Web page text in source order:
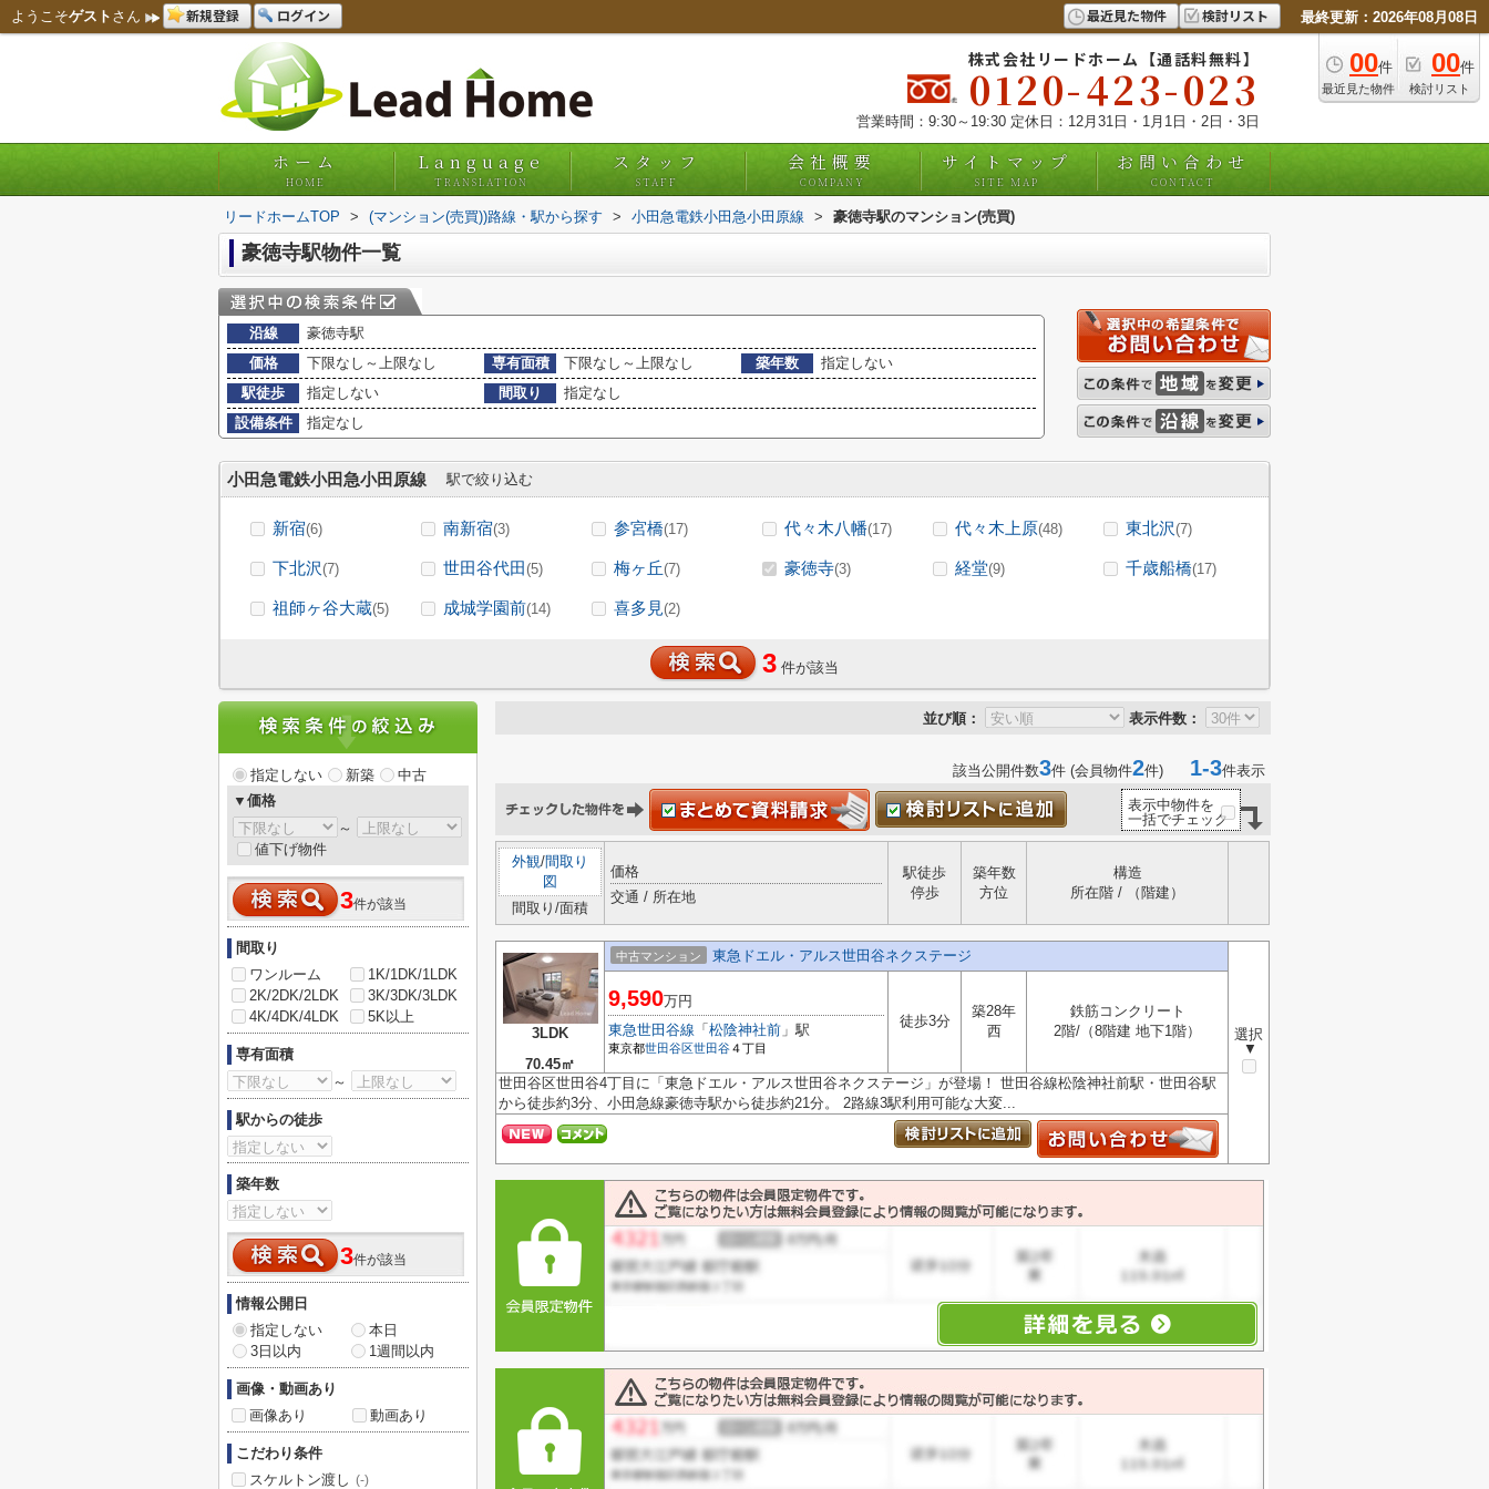
ようこそゲスト さん 新規登録 ログイン 最近見た物件 検討リスト 最終更新：2026年08月08日
00件
最近見た物件
00件
検討リスト
株式会社リードホーム【通話料無料】
0120-423-023
営業時間：9:30～19:30 定休日：12月31日・1月1日・2日・3日
ホーム
HOME
Language
TRANSLATION
スタッフ
STAFF
会社概要
COMPANY
サイトマップ
SITE MAP
お問い合わせ
CONTACT
リードホームTOP > (マンション(売買))路線・駅から探す > 小田急電鉄小田急小田原線 > 豪徳寺駅のマンション(売買)
豪徳寺駅物件一覧
沿線
豪徳寺駅
価格
下限なし～上限なし 専有面積 下限なし～上限なし 築年数
指定しない
駅徒歩
指定しない 間取り
指定なし
設備条件
指定なし
小田急電鉄小田急小田原線 駅で絞り込む
新宿(6) 南新宿(3) 参宮橋(17) 代々木八幡(17) 代々木上原(48) 東北沢(7)
下北沢(7) 世田谷代田(5) 梅ヶ丘(7) 豪徳寺(3) 経堂(9) 千歳船橋(17)
祖師ヶ谷大蔵(5) 成城学園前(14) 喜多見(2)
3 件が該当
並び順： 表示件数：
該当公開件数3件 (会員物件2件) 1-3件表示
表示中物件を
一括でチェック
外観/間取り
図
間取り/面積
価格
交通 / 所在地
駅徒歩
停歩
築年数
方位
構造
所在階 / （階建）
3LDK
70.45㎡
中古マンション 東急ドエル・アルス世田谷ネクステージ
選択
▼
9,590万円
東急世田谷線 「 松陰神社前 」駅
東京都世田谷区世田谷４丁目
徒歩3分
築28年
西
鉄筋コンクリート
2階/（8階建 地下1階）
世田谷区世田谷4丁目に「東急ドエル・アルス世田谷ネクステージ」が登場！ 世田谷線松陰神社前駅・世田谷駅
から徒歩約3分、小田急線豪徳寺駅から徒歩約21分。 2路線3駅利用可能な大変...
指定しない 新築
中古
▼価格
～
値下げ物件
3件が該当
間取り
ワンルーム
1K/1DK/1LDK
2K/2DK/2LDK
3K/3DK/3LDK
4K/4DK/4LDK
5K以上
専有面積
～
駅からの徒歩
築年数
3件が該当
情報公開日
指定しない
本日
3日以内
1週間以内
画像・動画あり
画像あり
動画あり
こだわり条件
スケルトン渡し (-)